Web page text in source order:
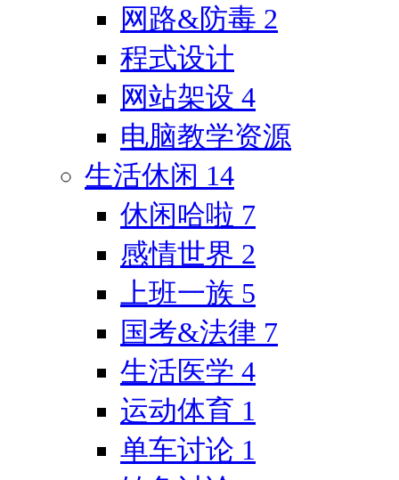
网路&防毒 2
程式设计
网站架设 4
电脑教学资源
生活休闲 14
休闲哈啦 7
感情世界 2
上班一族 5
国考&法律 7
生活医学 4
运动体育 1
单车讨论 1